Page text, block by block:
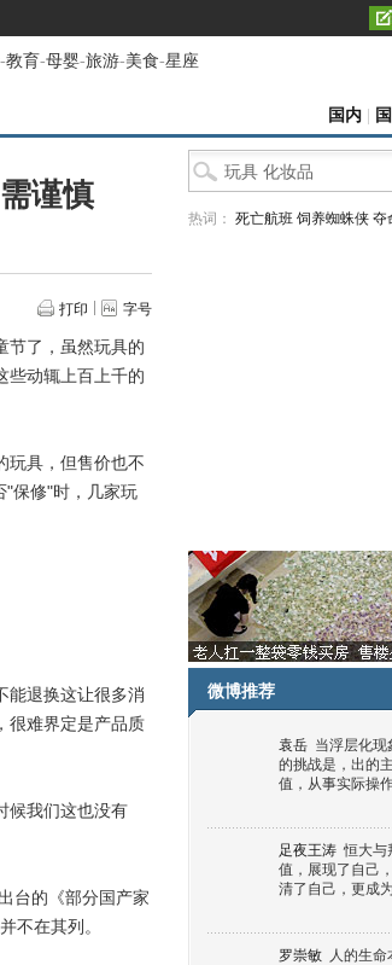
-教育-母婴-旅游-美食-星座
国内
谨慎
打印 字号
了，虽然玩具的
些动辄上百上千的
具，但售价也不
"保修"时，几家玩
退换这让很多消
很难界定是产品质
候我们这也没有
台的《部分国产家
不在其列。
热词： 死亡航班 饲养蜘蛛侠 夺
微博推荐
袁岳 当浮层化现
的挑战是，出的
值，从事实际操
足夜王涛 恒大与
值，展现了自己
清了自己，更成
罗崇敏 人的生